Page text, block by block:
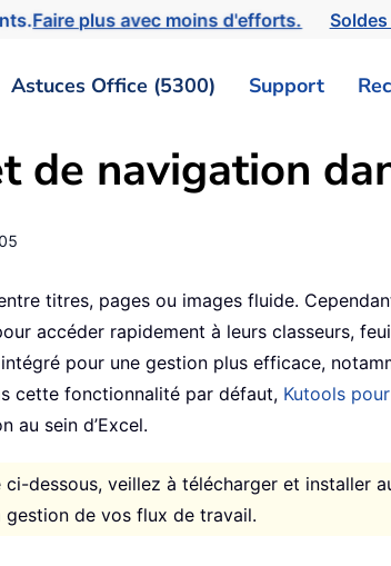
Faire plus avec moins d'efforts.
Astuces Office (5300) Support
de navigation
titres, pages ou images fluide.
accéder rapidement à leurs classeurs,
intégré pour une gestion plus efficace,
cette fonctionnalité par défaut, Kutools
au sein d’Excel.
dessous, veillez à télécharger et installer
de vos flux de travail.